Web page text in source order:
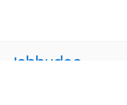
Jobbydoo